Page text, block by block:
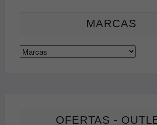
MARCAS
OFERTAS -